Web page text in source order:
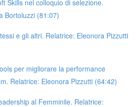
Skills nel colloquio di selezione.
Bortoluzzi (81:07)
e gli altri. Relatrice: Eleonora Pizzutti
per migliorare la performance
Relatrice: Eleonora Pizzutti (64:42)
al Femminile. Relatrice: